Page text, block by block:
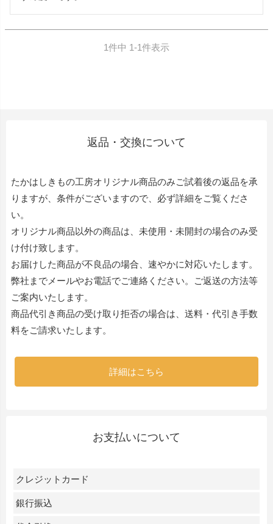
1件中 1-1件表示
返品・交換について
たかはしきもの工房オリジナル商品のみご試着後の返品を承
りますが、条件がございますので、必ず詳細をご覧くださ
い。
オリジナル商品以外の商品は、未使用・未開封の場合のみ受
け付け致します。
お届けした商品が不良品の場合、速やかに対応いたします。
弊社までメールやお電話でご連絡ください。ご返送の方法等
ご案内いたします。
商品代引き商品の受け取り拒否の場合は、送料・代引き手数
料をご請求いたします。
詳細はこちら
お支払いについて
クレジットカード
銀行振込